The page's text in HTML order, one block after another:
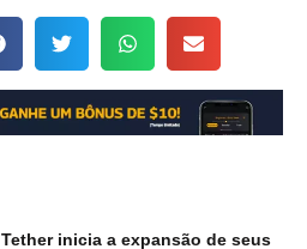
Tether inicia a expansão de seus